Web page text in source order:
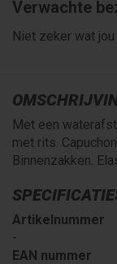
Verwachte
Niet zeker wat
Met een
met rits.
Binnenzakken.
Artikelnummer
-
EAN nummer